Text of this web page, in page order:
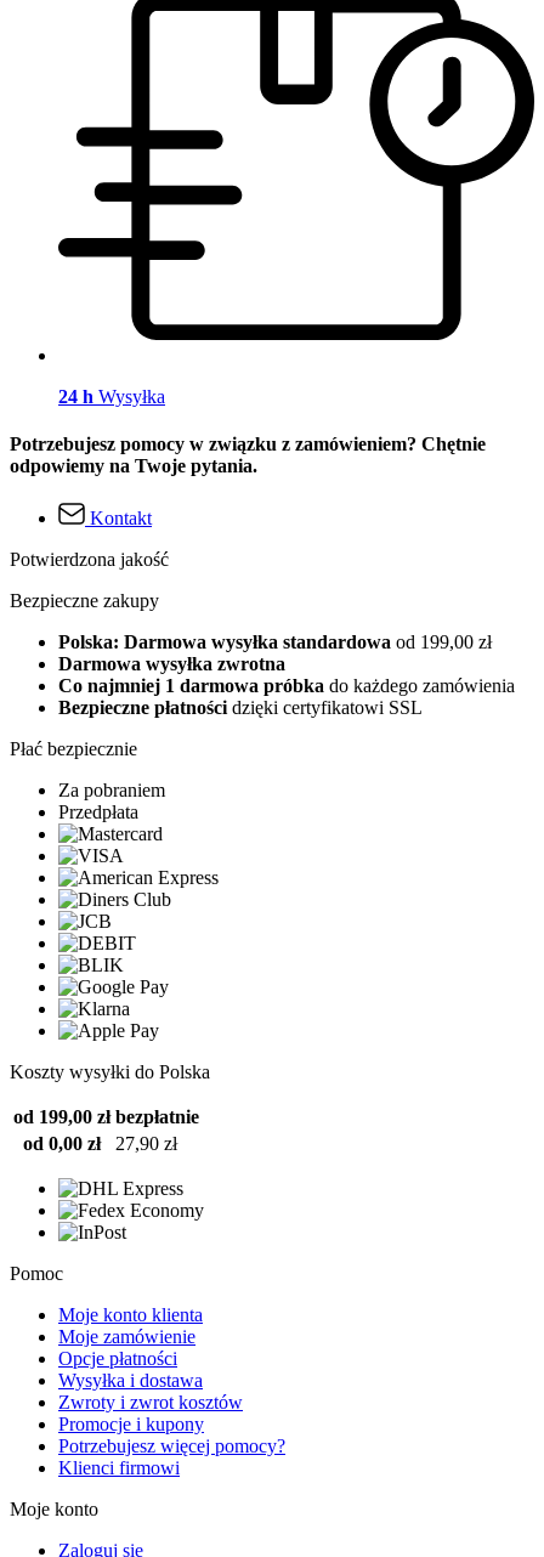
24 h Wysyłka
Potrzebujesz pomocy w związku z zamówieniem? Chętnie
odpowiemy na Twoje pytania.
Kontakt
Potwierdzona jakość
Bezpieczne zakupy
Polska: Darmowa wysyłka standardowa od 199,00 zł
Darmowa wysyłka zwrotna
Co najmniej 1 darmowa próbka do każdego zamówienia
Bezpieczne płatnościdzięki certyfikatowi SSL
Płać bezpiecznie
Za pobraniem
Przedpłata
Koszty wysyłki do Polska
od 199,00 zł bezpłatnie
od 0,00 zł
27,90 zł
Pomoc
Moje konto klienta
Moje zamówienie
Opcje płatności
Wysyłka i dostawa
Zwroty i zwrot kosztów
Promocje i kupony
Potrzebujesz więcej pomocy?
Klienci firmowi
Moje konto
Zaloguj się